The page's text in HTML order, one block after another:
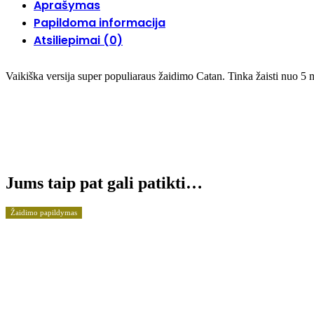
Aprašymas
Papildoma informacija
Atsiliepimai (0)
Vaikiška versija super populiaraus žaidimo Catan. Tinka žaisti nuo 5
Jums taip pat gali patikti…
Žaidimo papildymas